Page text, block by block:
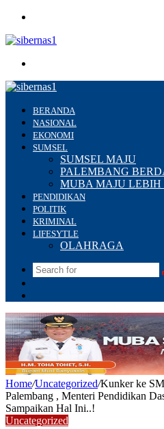
BERANDA
NASIONAL
EKONOMI
SUMSEL
SUMSEL MAJU
PALEMBANG
MUBA MAJU LEBIH
PENDIDIKAN
POLITIK
KRIMINAL
LIFESYTLE
OLAHRAGA
Home/Uncategorized/Kunker ke
Palembang , Menteri Pendidikan
Sampaikan Hal Ini..!
Uncategorized